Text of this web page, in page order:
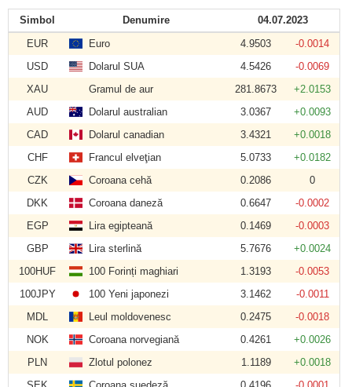
Simbol Denumire
04.07.2023
EUR
Euro 4.9503
-0.0014
USD
Dolarul SUA 4.5426
-0.0069
XAU
Gramul de aur 281.8673
+2.0153
AUD
Dolarul australian 3.0367
+0.0093
CAD
Dolarul canadian 3.4321
+0.0018
CHF
Francul elveţian 5.0733
+0.0182
CZK
Coroana cehă 0.2086
0
DKK
Coroana daneză 0.6647
-0.0002
EGP
Lira egipteană 0.1469
-0.0003
GBP
Lira sterlină 5.7676
+0.0024
100HUF
100 Forinți maghiari 1.3193
-0.0053
100JPY
100 Yeni japonezi 3.1462
-0.0011
MDL
Leul moldovenesc 0.2475
-0.0018
NOK
Coroana norvegiană 0.4261
+0.0026
PLN
Zlotul polonez 1.1189
+0.0018